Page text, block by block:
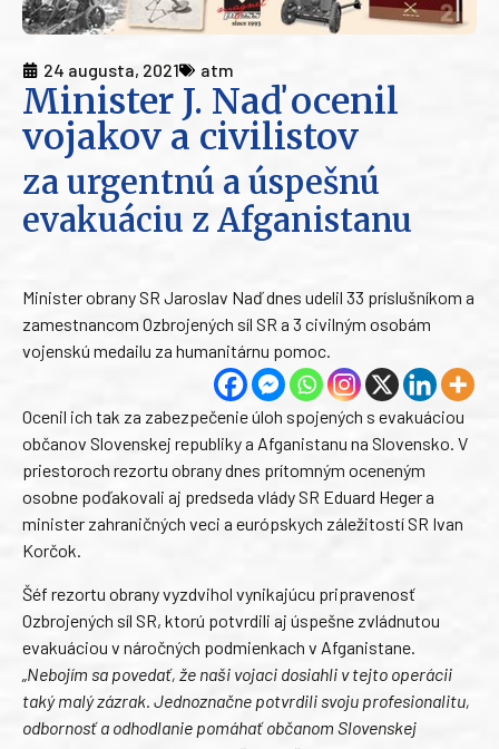
24 augusta, 2021 atm
Minister J. Naď ocenil
vojakov a civilistov
za urgentnú a úspešnú
evakuáciu z Afganistanu
Minister obrany SR Jaroslav Naď dnes udelil 33 príslušníkom a
zamestnancom Ozbrojených síl SR a 3 civilným osobám
vojenskú medailu za humanitárnu pomoc.
Ocenil ich tak za zabezpečenie úloh spojených s evakuáciou
občanov Slovenskej republiky a Afganistanu na Slovensko. V
priestoroch rezortu obrany dnes prítomným oceneným
osobne poďakovali aj predseda vlády SR Eduard Heger a
minister zahraničných veci a európskych záležitostí SR Ivan
Korčok.
Šéf rezortu obrany vyzdvihol vynikajúcu pripravenosť
Ozbrojených síl SR, ktorú potvrdili aj úspešne zvládnutou
evakuáciou v náročných podmienkach v Afganistane.
„Nebojím sa povedať, že naši vojaci dosiahli v tejto operácii
taký malý zázrak. Jednoznačne potvrdili svoju profesionalitu,
odbornosť a odhodlanie pomáhať občanom Slovenskej